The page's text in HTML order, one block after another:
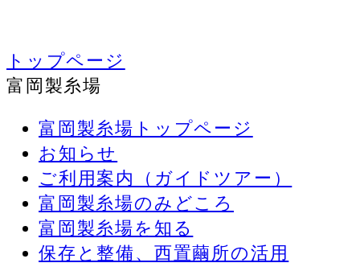
トップページ
富岡製糸場
富岡製糸場トップページ
お知らせ
ご利用案内（ガイドツアー）
富岡製糸場のみどころ
富岡製糸場を知る
保存と整備、西置繭所の活用